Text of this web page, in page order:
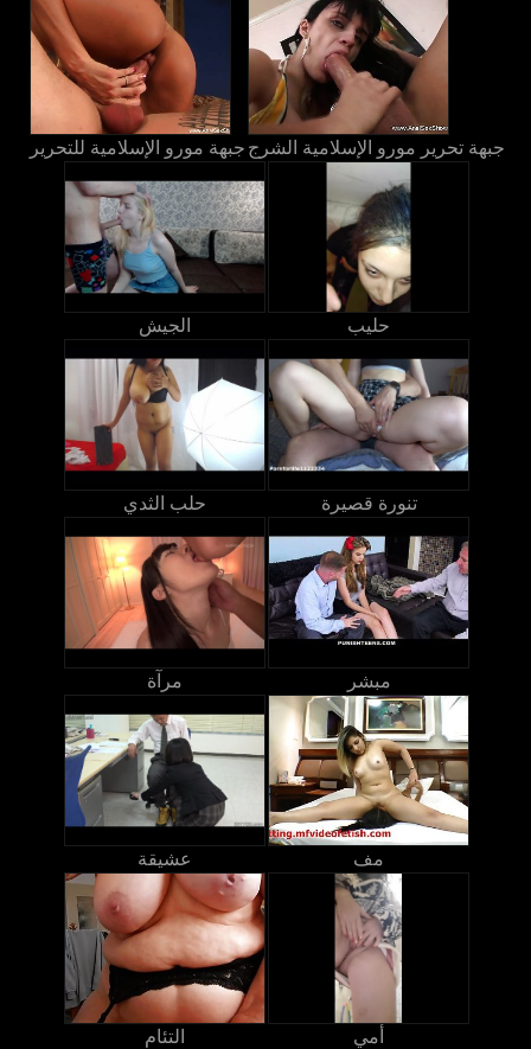
جبهة مورو الإسلامية للتحرير جبهة تحرير مورو الإسلامية الشرج
الجيش حليب
حلب الثدي تنورة قصيرة
مرآة مبشر
عشيقة مف
التئام أمي